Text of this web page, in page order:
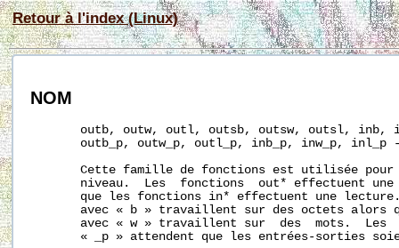
Retour à l'index (Linux)
NOM
outb, outw, outl, outsb, outsw, outsl, inb,
outb_p, outw_p, outl_p, inb_p, inw_p, inl_p
Cette famille de fonctions est utilisée
niveau.  Les  fonctions  out* effectuent
que les fonctions in* effectuent une
avec « b » travaillent sur des octets alors
avec « w » travaillent sur  des  mots.  Les
« _p » attendent que les entrées-sorties